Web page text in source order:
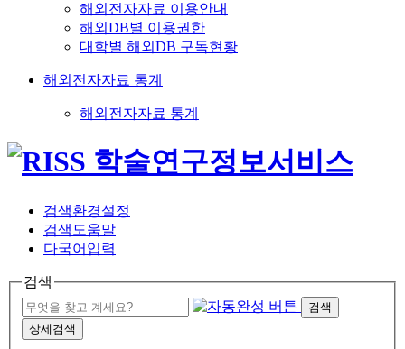
해외전자자료 이용안내
해외DB별 이용권한
대학별 해외DB 구독현황
해외전자자료 통계
해외전자자료 통계
검색환경설정
검색도움말
다국어입력
검색
검색
상세검색